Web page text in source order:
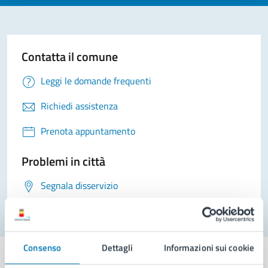
Consenso Dettagli Informazioni sui cookie
Contatta il comune
Leggi le domande frequenti
Richiedi assistenza
Prenota appuntamento
Problemi in città
Segnala disservizio